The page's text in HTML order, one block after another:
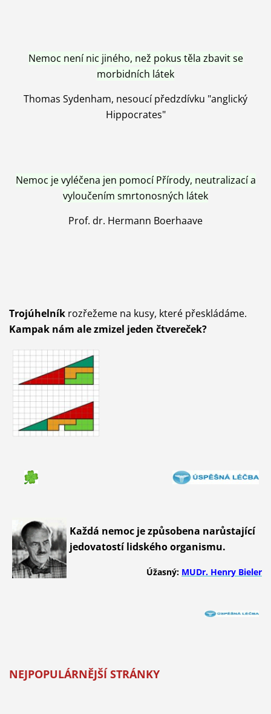
Nemoc není nic jiného, než pokus těla zbavit se
morbidních látek
Thomas Sydenham, nesoucí předzdívku "anglický
Hippocrates"
Nemoc je vyléčena jen pomocí Přírody, neutralizací a
vyloučením smrtonosných látek
Prof. dr. Hermann Boerhaave
Trojúhelníkrozřežeme na kusy, které přeskládáme.
Kampak nám ale zmizel jeden čtvereček?
Každá nemoc je způsobena narůstající
jedovatostí lidského organismu.
Úžasný: MUDr. Henry Bieler
NEJPOPULÁRNĚJŠÍ STRÁNKY